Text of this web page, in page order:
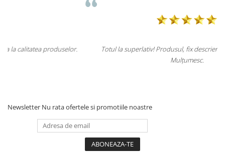
Totul la superlativ! Produsul, fix descrierea, ambalaj, livrare.
Newsletter Nu rata ofertele si promotiile noastre